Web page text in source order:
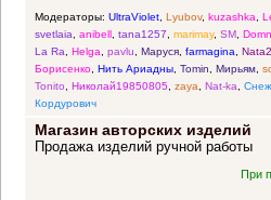
Модераторы: UltraViolet, Lyubov, kuzashka,
svetlaia, anibell, tana1257, marimay, SM,
La Ra, Helga, pavlu, Маруся, farmagina,
Борисенко, Нить Ариадны, Tomin, Мирьям,
Tonito, Николай19850805, zaya, Nat-ka,
Кордурович
Магазин авторских изделий
Продажа изделий ручной работы
При